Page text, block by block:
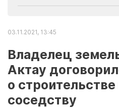
03.11.2021, 13:45
Владелец
Актау
о
соседству